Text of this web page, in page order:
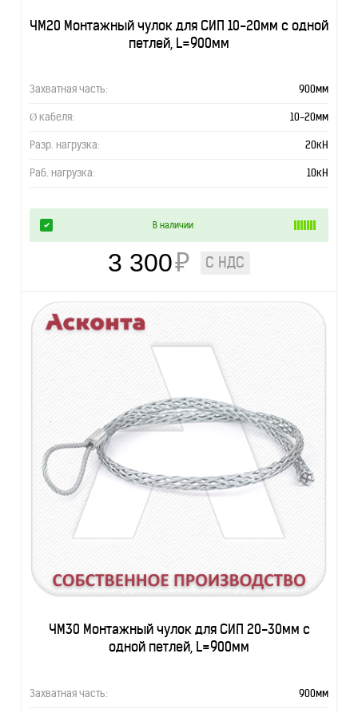
ЧМ20 Монтажный чулок для СИП 10-20мм с одной
петлей, L=900мм
Захватная часть: 900мм
Ø кабеля: 10-20мм
Разр. нагрузка: 20кН
Раб. нагрузка: 10кН
В наличии
3 300₽ С НДС
ЧМ30 Монтажный чулок для СИП 20-30мм с
одной петлей, L=900мм
Захватная часть: 900мм